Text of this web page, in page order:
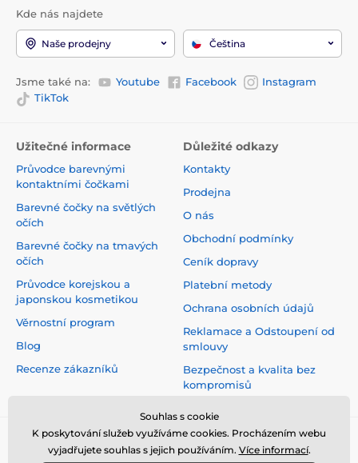
Kde nás najdete
Naše prodejny Čeština
Jsme také na: Youtube Facebook
Instagram
TikTok
Užitečné informace
Průvodce barevnými
kontaktními čočkami
Barevné čočky na světlých
očích
Barevné čočky na tmavých
očích
Průvodce korejskou a
japonskou kosmetikou
Věrnostní program
Blog
Recenze zákazníků
Důležité odkazy
Kontakty
Prodejna
O nás
Obchodní podmínky
Ceník dopravy
Platební metody
Ochrana osobních údajů
Reklamace a Odstoupení od
smlouvy
Bezpečnost a kvalita bez
kompromisů
Souhlas s cookie
K poskytování služeb využíváme cookies. Procházením webu
vyjadřujete souhlas s jejich používáním. Více informací.